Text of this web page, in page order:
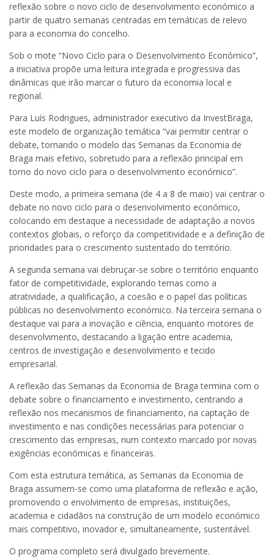
reflexão sobre o novo ciclo de desenvolvimento económico a
partir de quatro semanas centradas em temáticas de relevo
para a economia do concelho.
Sob o mote “Novo Ciclo para o Desenvolvimento Económico”,
a iniciativa propõe uma leitura integrada e progressiva das
dinâmicas que irão marcar o futuro da economia local e
regional.
Para Luís Rodrigues, administrador executivo da InvestBraga,
este modelo de organização temática “vai permitir centrar o
debate, tornando o modelo das Semanas da Economia de
Braga mais efetivo, sobretudo para a reflexão principal em
torno do novo ciclo para o desenvolvimento económico”.
Deste modo, a primeira semana (de 4 a 8 de maio) vai centrar o
debate no novo ciclo para o desenvolvimento económico,
colocando em destaque a necessidade de adaptação a novos
contextos globais, o reforço da competitividade e a definição de
prioridades para o crescimento sustentado do território.
A segunda semana vai debruçar-se sobre o território enquanto
fator de competitividade, explorando temas como a
atratividade, a qualificação, a coesão e o papel das políticas
públicas no desenvolvimento económico. Na terceira semana o
destaque vai para a inovação e ciência, enquanto motores de
desenvolvimento, destacando a ligação entre academia,
centros de investigação e desenvolvimento e tecido
empresarial.
A reflexão das Semanas da Economia de Braga termina com o
debate sobre o financiamento e investimento, centrando a
reflexão nos mecanismos de financiamento, na captação de
investimento e nas condições necessárias para potenciar o
crescimento das empresas, num contexto marcado por novas
exigências económicas e financeiras.
Com esta estrutura temática, as Semanas da Economia de
Braga assumem-se como uma plataforma de reflexão e ação,
promovendo o envolvimento de empresas, instituições,
academia e cidadãos na construção de um modelo económico
mais competitivo, inovador e, simultaneamente, sustentável.
O programa completo será divulgado brevemente.